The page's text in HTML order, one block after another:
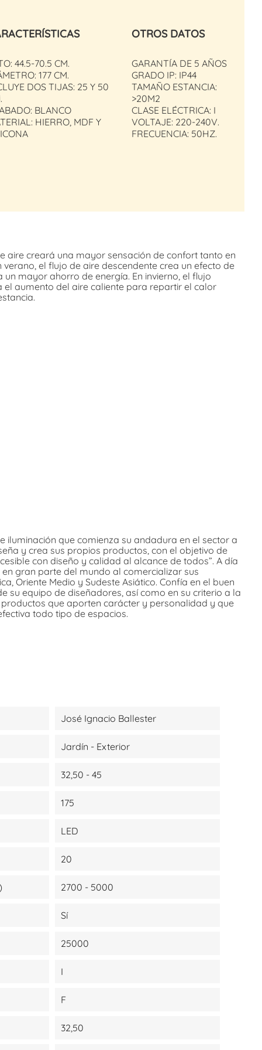
44.5-70.5 CM.
177 CM.
DOS TIJAS: 25 Y 50
BLANCO
HIERRO, MDF Y
OTROS DATOS
GARANTÍA DE 5 AÑOS
GRADO IP: IP44
TAMAÑO ESTANCIA:
>20M2
CLASE ELÉCTRICA: I
VOLTAJE: 220-240V.
FRECUENCIA: 50HZ.
aire creará una mayor sensación de confort tanto en
verano, el flujo de aire descendente crea un efecto de
mayor ahorro de energía. En invierno, el flujo
el aumento del aire caliente para repartir el calor
iluminación que comienza su andadura en el sector a
y crea sus propios productos, con el objetivo de
con diseño y calidad al alcance de todos”. A día
gran parte del mundo al comercializar sus
Oriente Medio y Sudeste Asiático. Confía en el buen
su equipo de diseñadores, así como en su criterio a la
que aporten carácter y personalidad y que
todo tipo de espacios.
José Ignacio Ballester
Jardín - Exterior
32,50 - 45
175
LED
20
2700 - 5000
Sí
25000
I
F
32,50